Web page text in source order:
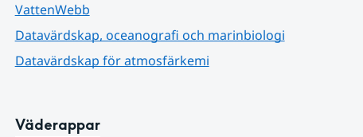
VattenWebb
Datavärdskap, oceanografi och marinbiologi
Datavärdskap för atmosfärkemi
Väderappar